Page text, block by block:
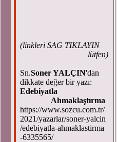
(linkleri SAG TIKLAYIN
lütfen)
Sn.Soner YALÇIN'dan
dikkate değer bir yazı:
Edebiyatla
Ahmaklaştırma
https://www.sozcu.com.tr/
2021/yazarlar/soner-yalcin
/edebiyatla-ahmaklastirma
-6335565/